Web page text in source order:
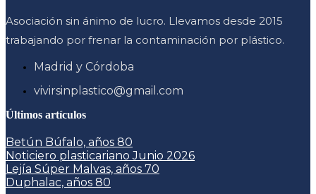
Asociación sin ánimo de lucro. Llevamos desde 2015
trabajando por frenar la contaminación por plástico.
Madrid y Córdoba
vivirsinplastico@gmail.com
Últimos artículos
Betún Búfalo, años 80
Noticiero plasticariano Junio 2026
Lejía Súper Malvas, años 70
Duphalac, años 80